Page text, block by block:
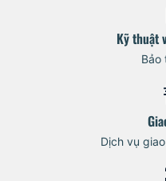
Kỹ thuật
Bảo
Dịch vụ